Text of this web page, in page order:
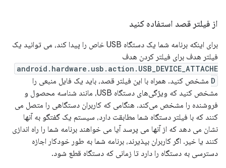
از فیلتر قصد استفاده کنید
برای اینکه برنامه شما یک دستگاه USB خاص را پیدا کند، می توانید یک
فیلتر هدف برای فیلتر کردن هدف
android.hardware.usb.action.USB_DEVICE_ATTACHE
D مشخص کنید. همراه با این فیلتر قصد، باید یک فایل منبعی را
مشخص کنید که ویژگی‌های دستگاه USB، مانند شناسه محصول و
فروشنده را مشخص می‌کند. هنگامی که کاربران دستگاهی را متصل می
کنند که با فیلتر دستگاه شما مطابقت دارد، سیستم یک گفتگو به آنها
نشان می دهد که از آنها می پرسد آیا می خواهند برنامه شما را راه اندازی
کنند یا خیر. اگر کاربران بپذیرند، برنامه شما به طور خودکار اجازه
دسترسی به دستگاه را دارد تا زمانی که دستگاه قطع شود.